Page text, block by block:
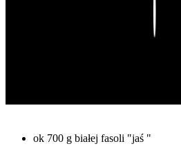
ok 700 g białej fasoli "jaś "